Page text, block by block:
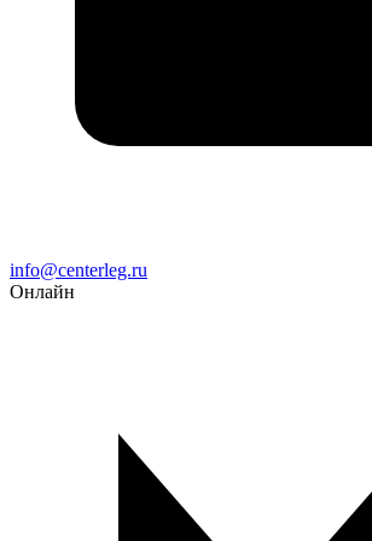
Email
info@centerleg.ru
Онлайн